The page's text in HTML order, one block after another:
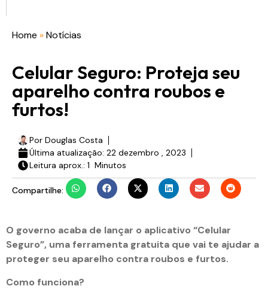
Home »Notícias
Celular Seguro: Proteja seu
aparelho contra roubos e
furtos!
Por Douglas Costa
Última atualização: 22 dezembro , 2023
Leitura aprox.: 1 Minutos
Compartilhe:
O governo acaba de lançar o aplicativo “Celular
Seguro”, uma ferramenta gratuita que vai te ajudar a
proteger seu aparelho contra roubos e furtos.
Como funciona?